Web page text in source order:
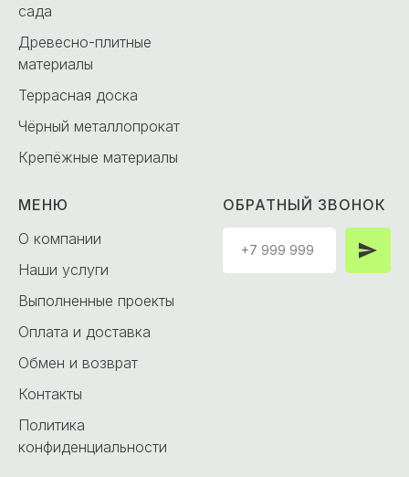
сада
Древесно-плитные
материалы
Террасная доска
Чёрный металлопрокат
Крепёжные материалы
МЕНЮ
О компании
Наши услуги
Выполненные проекты
Оплата и доставка
Обмен и возврат
Контакты
Политика
конфиденциальности
ОБРАТНЫЙ ЗВОНОК